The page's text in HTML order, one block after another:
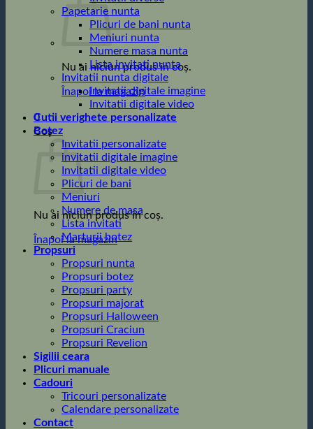
Nu ai niciun produs în coș.
Înapoi la magazin
0
Coș
Nu ai niciun produs în coș.
Înapoi la magazin
Papetarie nunta
Plicuri de bani nunta
Meniuri nunta
Numere masa nunta
Lista invitati nunta
Invitatii nunta digitale
Invitatii digitale imagine
Invitatii digitale video
Cutii verighete personalizate
Botez
Invitatii personalizate
invitatii digitale imagine
Invitatii digitale video
Plicuri de bani
Meniuri
Numere de masa
Lista invitati
Marturii botez
Propsuri
Propsuri nunta
Propsuri botez
Propsuri party
Propsuri majorat
Propsuri Halloween
Propsuri Craciun
Propsuri Revelion
Sigilii ceara
Plicuri manuale
Cadouri
Tricouri personalizate
Calendare personalizate
Contact